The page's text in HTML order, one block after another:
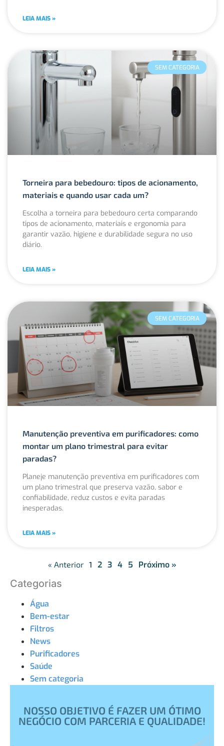
LEIA MAIS »
SEM CATEGORIA
Torneira para bebedouro: tipos de acionamento,
materiais e quando usar cada um?
Escolha a torneira para bebedouro certa comparando
tipos de acionamento, materiais e ergonomia para
garantir vazão, higiene e durabilidade segura no uso
diário.
LEIA MAIS »
SEM CATEGORIA
Manutenção preventiva em purificadores: como
montar um plano trimestral para evitar
paradas?
Planeje manutenção preventiva em purificadores com
um plano trimestral que preserva vazão, sabor e
confiabilidade, reduz custos e evita paradas
inesperadas.
LEIA MAIS »
« Anterior 1 2 3 4 5 Próximo »
Categorias
Água
Bem-estar
Filtros
News
Purificadores
Saúde
Sem categoria
NOSSO OBJETIVO É FAZER UM ÓTIMO
NEGÓCIO COM PARCERIA E QUALIDADE!